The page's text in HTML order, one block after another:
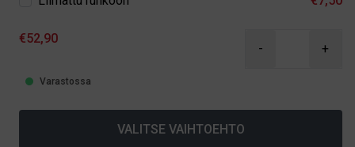
€52,90
- +
Varastossa
VALITSE VAIHTOEHTO